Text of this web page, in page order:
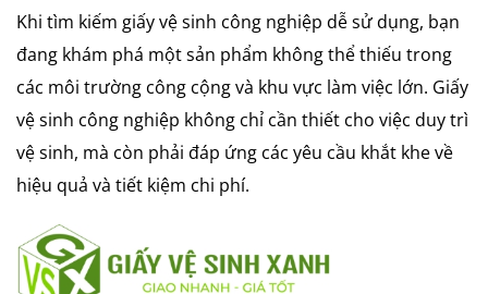
Khi tìm kiếm giấy vệ sinh công nghiệp dễ sử dụng, bạn
đang khám phá một sản phẩm không thể thiếu trong
các môi trường công cộng và khu vực làm việc lớn. Giấy
vệ sinh công nghiệp không chỉ cần thiết cho việc duy trì
vệ sinh, mà còn phải đáp ứng các yêu cầu khắt khe về
hiệu quả và tiết kiệm chi phí.